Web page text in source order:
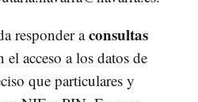
responder aconsultas
el acceso a los datos de
que particulares y